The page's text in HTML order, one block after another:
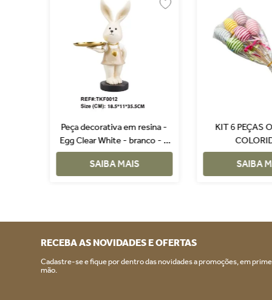
Peça decorativa em resina -
Egg Clear White - branco - 9
cm
SAIBA MAIS
KIT 6 PEÇAS
SAIBA
RECEBA AS NOVIDADES E OFERTAS
Cadastre-se e fique por dentro das novidades a promoções, em
mão.